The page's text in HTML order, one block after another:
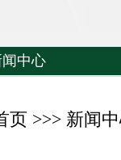
闻中心
页 >>> 新闻